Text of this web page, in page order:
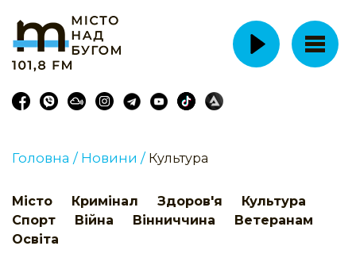
Головна / Новини / Культура
Місто Кримінал Здоров'я
Культура
Спорт
Війна Вінниччина
Ветеранам
Освіта